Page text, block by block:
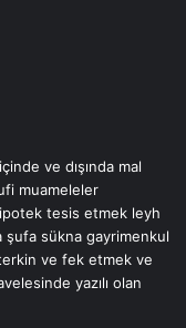
ve dışında mal
muameleler
tesis etmek leyh
sükna gayrimenkul
ve fek etmek ve
yazılı olan